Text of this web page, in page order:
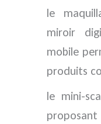
le
miroir
mobile
produits
le mini-
proposant